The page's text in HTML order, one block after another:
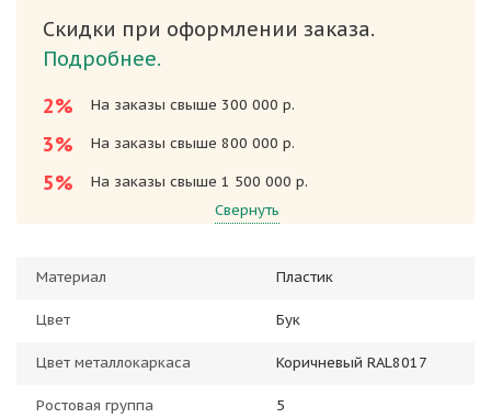
Скидки при оформлении заказа.
Подробнее.
2%
На заказы свыше 300 000 р.
3% На заказы свыше 800 000 р.
5%
На заказы свыше 1 500 000 р.
Свернуть
Материал Пластик
Цвет Бук
Цвет металлокаркаса Коричневый RAL8017
Ростовая группа 5